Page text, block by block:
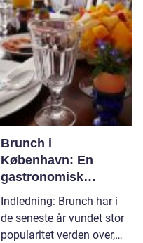
at udforske Århus'
brunchscene. "Bedste
brunch Århus" er et...
Brunch i
København: En
gastronomisk
oplevelse til
eventyrrejsende og
backpackere
Indledning: Brunch har i
de seneste år vundet stor
popularitet verden over,